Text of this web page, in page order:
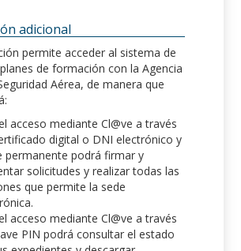
adicional
permite acceder al sistema de
de formación con la Agencia
Aérea, de manera que
acceso mediante Cl@ve a través
digital o DNI electrónico y
permanente podrá firmar y
solicitudes y realizar todas las
que permite la sede
acceso mediante Cl@ve a través
PIN podrá consultar el estado